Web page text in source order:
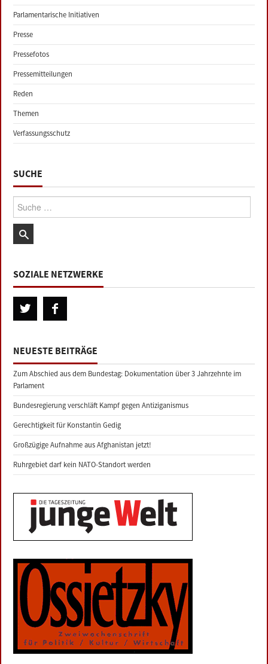
Parlamentarische Initiativen
Presse
Pressefotos
Pressemitteilungen
Reden
Themen
Verfassungsschutz
SUCHE
Suche:
SOZIALE NETZWERKE
NEUESTE BEITRÄGE
Zum Abschied aus dem Bundestag: Dokumentation über 3 Jahrzehnte im
Parlament
Bundesregierung verschläft Kampf gegen Antiziganismus
Gerechtigkeit für Konstantin Gedig
Großzügige Aufnahme aus Afghanistan jetzt!
Ruhrgebiet darf kein NATO-Standort werden